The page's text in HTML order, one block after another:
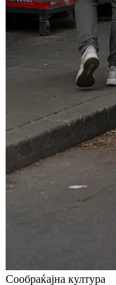
Сообраќајна култура